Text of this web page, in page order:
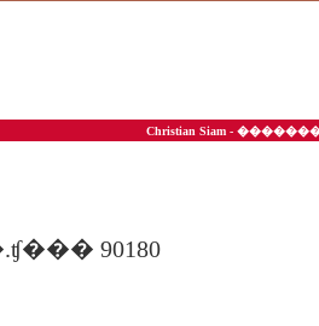
Christian Siam -
90180